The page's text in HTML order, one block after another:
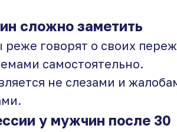
сложно заметить
говорят о своих
самостоятельно.
не слезами и
у мужчин после 30